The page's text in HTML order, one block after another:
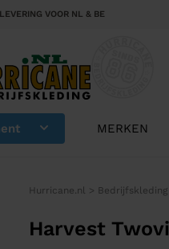
VOOR NL & BE
MERKEN
Hurricane.nl > Bedrijfskleding
Harvest